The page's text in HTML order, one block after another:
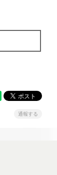
通報する